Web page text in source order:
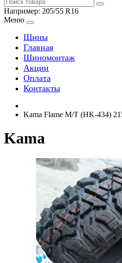
Например: 205/55 R16
Меню
Шины
Главная
Шиномонтаж
Акции
Оплата
Контакты
Kama Flame M/T (HK-434)
Kama